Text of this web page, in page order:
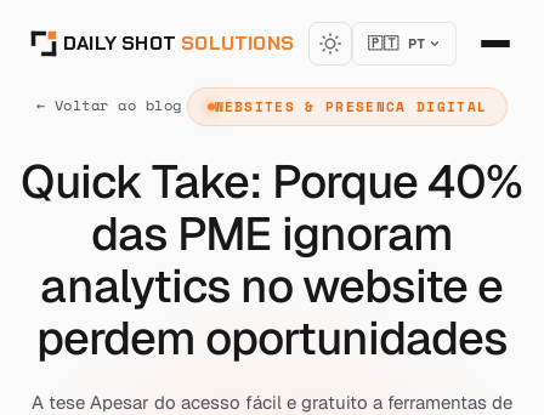
DAILY SHOT SOLUTIONS 🇵🇹 PT
← Voltar ao blog WEBSITES & PRESENCA DIGITAL
Quick Take: Porque 40%
das PME ignoram
analytics no website e
perdem oportunidades
A tese Apesar do acesso fácil e gratuito a ferramentas de